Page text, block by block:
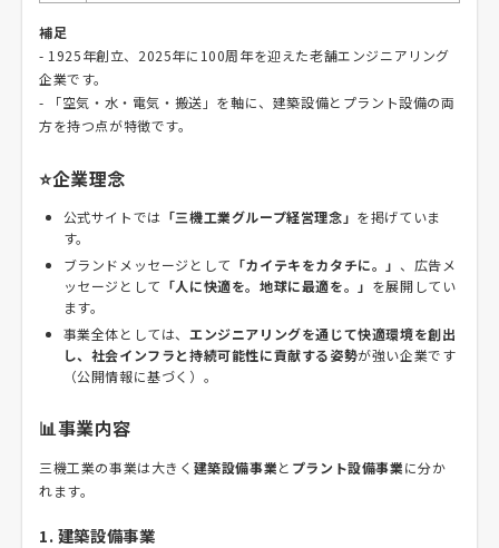
補足
- 1925年創立、2025年に100周年を迎えた老舗エンジニアリング
企業です。
- 「空気・水・電気・搬送」を軸に、建築設備とプラント設備の両
方を持つ点が特徴です。
⭐企業理念
公式サイトでは 「三機工業グループ経営理念」 を掲げていま
す。
ブランドメッセージとして 「カイテキをカタチに。」 、広告メ
ッセージとして 「人に快適を。地球に最適を。」 を展開してい
ます。
事業全体としては、 エンジニアリングを通じて快適環境を創出
し、社会インフラと持続可能性に貢献する姿勢が強い企業です
（公開情報に基づく）。
📊事業内容
三機工業の事業は大きく 建築設備事業と プラント設備事業に分か
れます。
1. 建築設備事業